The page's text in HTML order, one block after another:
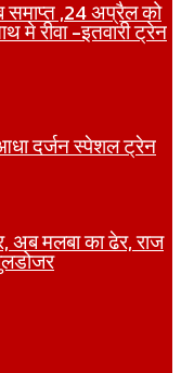
समाप्त ,24 अप्रैल को
मे रीवा -इतवारी ट्रेन
आधा दर्जन स्पेशल ट्रेन
अब मलबा का ढेर, राज